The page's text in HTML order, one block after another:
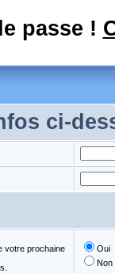
passe !
ci-
votre prochaine
Oui
Non